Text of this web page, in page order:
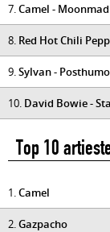
7.Camel -
8. Red Hot Chili
9.Sylvan -
10. David Bowie -
Top 10
1.Camel
2.Gazpacho